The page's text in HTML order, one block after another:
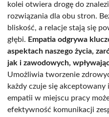
kolei otwiera drogę do
rozwiązania dla obu stron.
bliskość, a relacje stają się
głębi. Empatia odgrywa
aspektach naszego życia,
jak i zawodowych,
Umożliwia tworzenie
każdy czuje się
empatii w miejscu pracy
efektywność komunikacji